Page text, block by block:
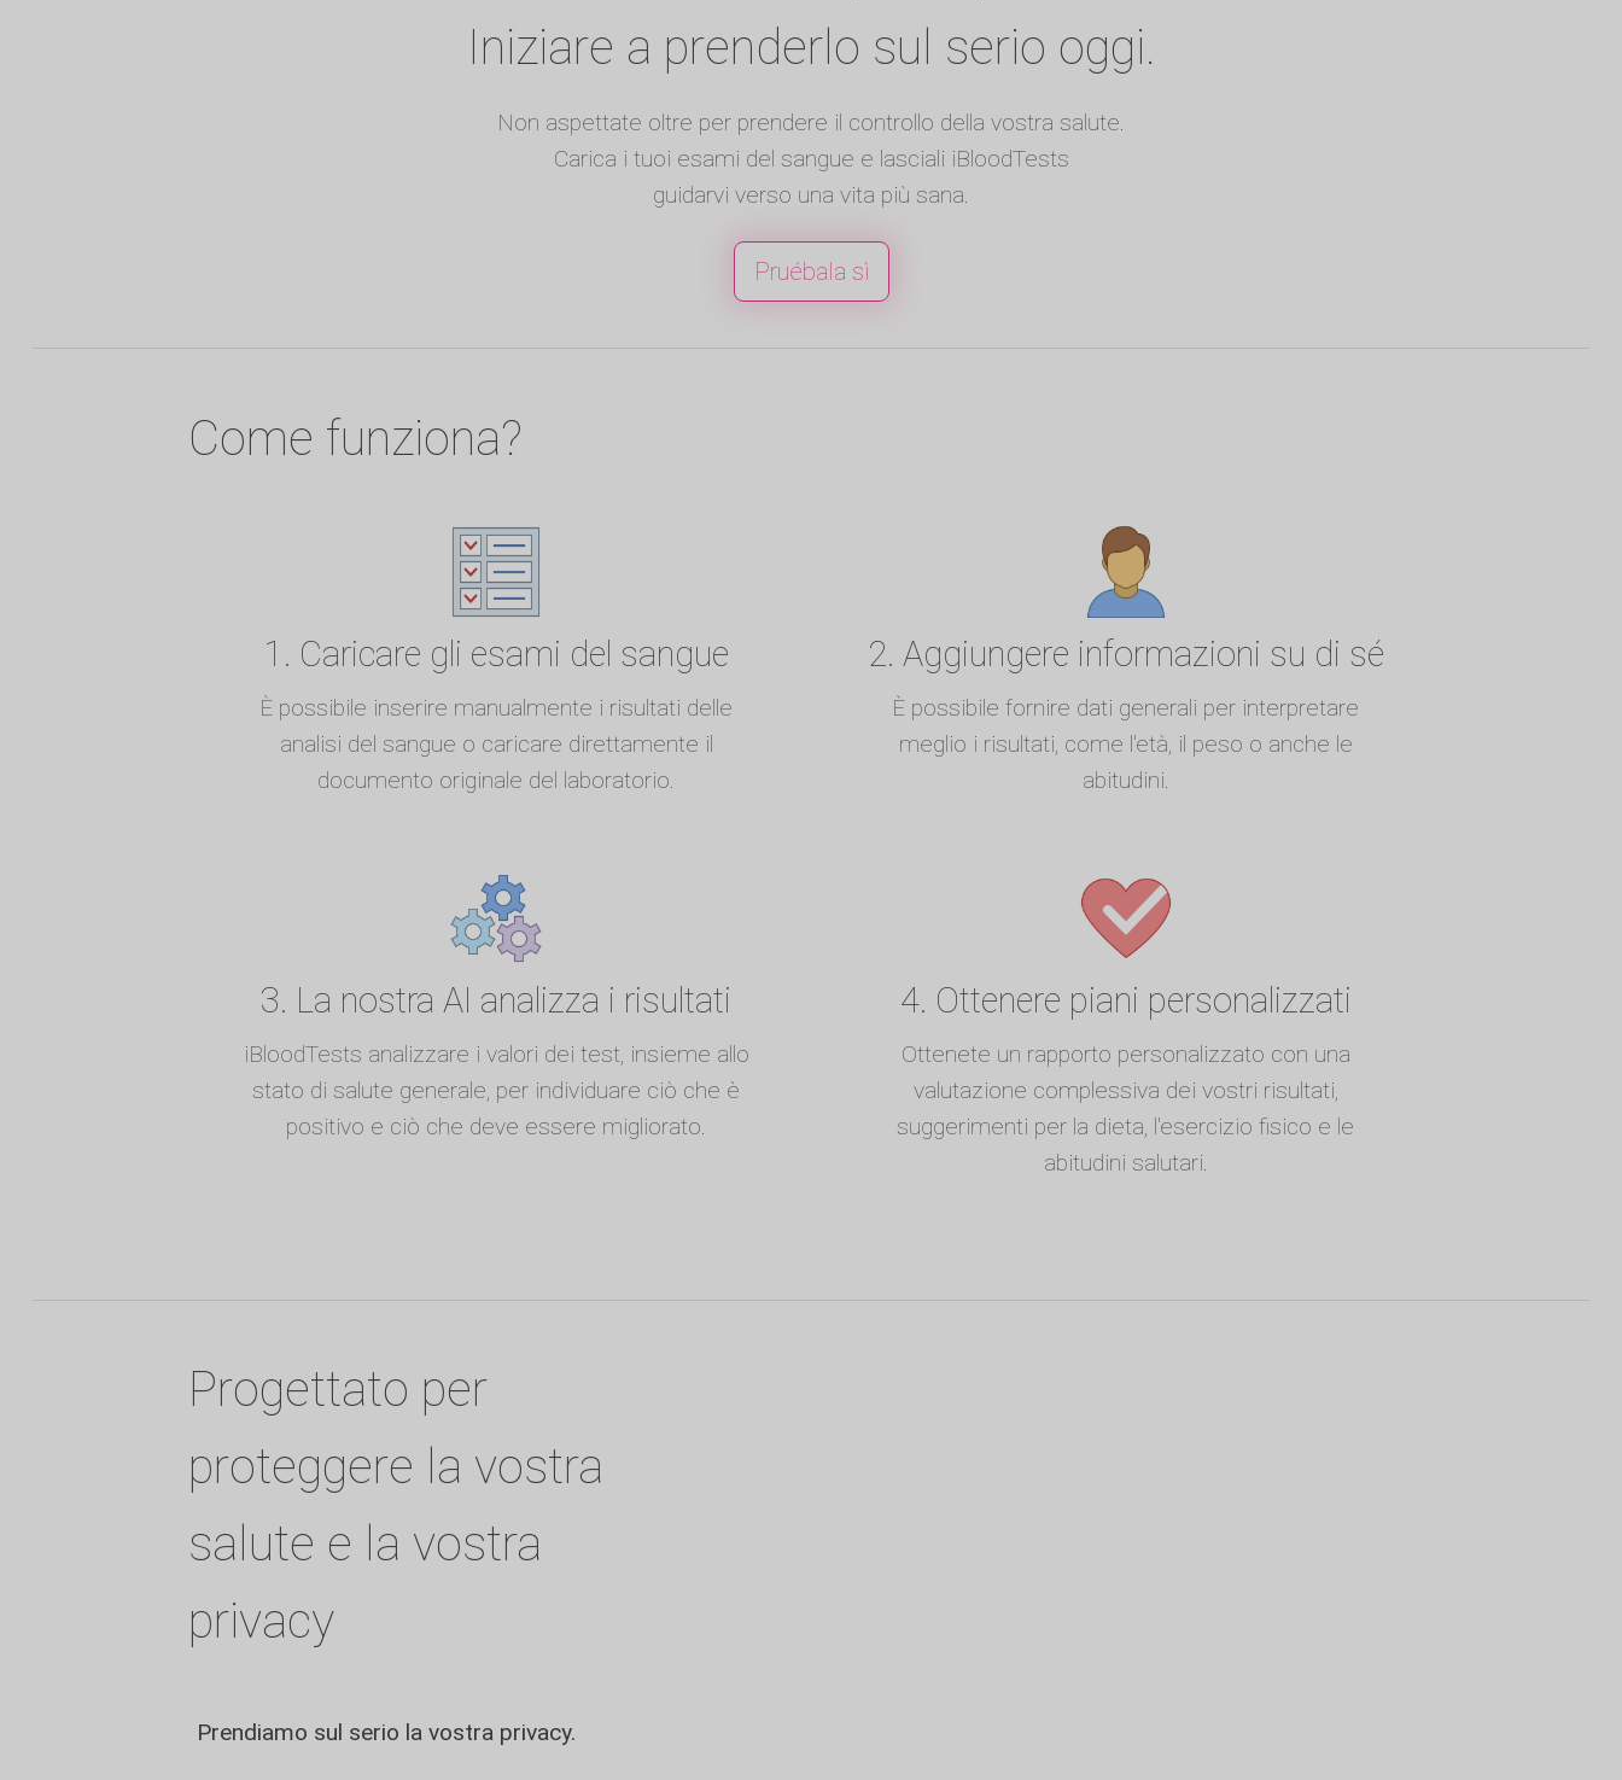
Iniziare a prenderlo sul serio oggi.
Non aspettate oltre per prendere il controllo della vostra salute.
Carica i tuoi esami del sangue e lasciali iBloodTests
guidarvi verso una vita più sana.
Pruébala sì
Come funziona?
1. Caricare gli esami del sangue
È possibile inserire manualmente i risultati delle
analisi del sangue o caricare direttamente il
documento originale del laboratorio.
2. Aggiungere informazioni su di sé
È possibile fornire dati generali per interpretare
meglio i risultati, come l'età, il peso o anche le
abitudini.
3. La nostra AI analizza i risultati
iBloodTests analizzare i valori dei test, insieme allo
stato di salute generale, per individuare ciò che è
positivo e ciò che deve essere migliorato.
4. Ottenere piani personalizzati
Ottenete un rapporto personalizzato con una
valutazione complessiva dei vostri risultati,
suggerimenti per la dieta, l'esercizio fisico e le
abitudini salutari.
Progettato per
proteggere la vostra
salute e la vostra
privacy
Prendiamo sul serio la vostra privacy.